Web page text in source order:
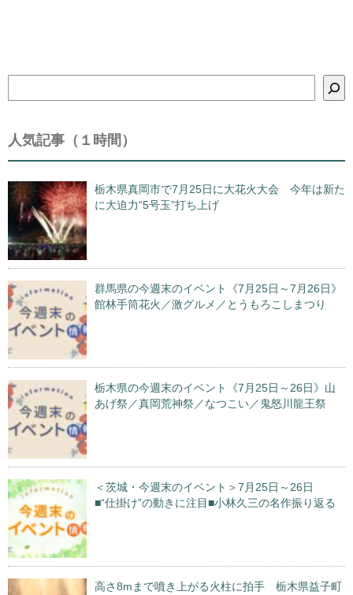
索
人気記事（１時間）
栃木県真岡市で7月25日に大花火大会 今年は新た
に大迫力“5号玉”打ち上げ
群馬県の今週末のイベント《7月25日～7月26日》
館林手筒花火／激グルメ／とうもろこしまつり
栃木県の今週末のイベント《7月25日～26日》山
あげ祭／真岡荒神祭／なつこい／鬼怒川龍王祭
＜茨城・今週末のイベント＞7月25日～26日
■“仕掛け”の動きに注目■小林久三の名作振り返る
高さ8mまで噴き上がる火柱に拍手 栃木県益子町